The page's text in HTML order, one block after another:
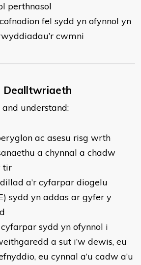
perthnasol
fel sydd yn ofynnol yn
cwmni
Dealltwriaeth
understand:
ac asesu risg wrth
a chynnal a chadw
tir
a’r cyfarpar diogelu
sydd yn addas ar gyfer y
cyfarpar sydd yn ofynnol i
a sut i’w dewis, eu
eu cynnal a’u cadw a’u